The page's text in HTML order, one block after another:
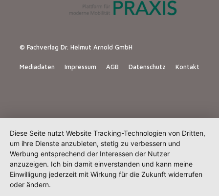
© Fachverlag Dr. Helmut Arnold GmbH
Mediadaten Impressum AGB Datenschutz Kontakt
Diese Seite nutzt Website Tracking-Technologien von Dritten,
um ihre Dienste anzubieten, stetig zu verbessern und
Werbung entsprechend der Interessen der Nutzer
anzuzeigen. Ich bin damit einverstanden und kann meine
Einwilligung jederzeit mit Wirkung für die Zukunft widerrufen
oder ändern.